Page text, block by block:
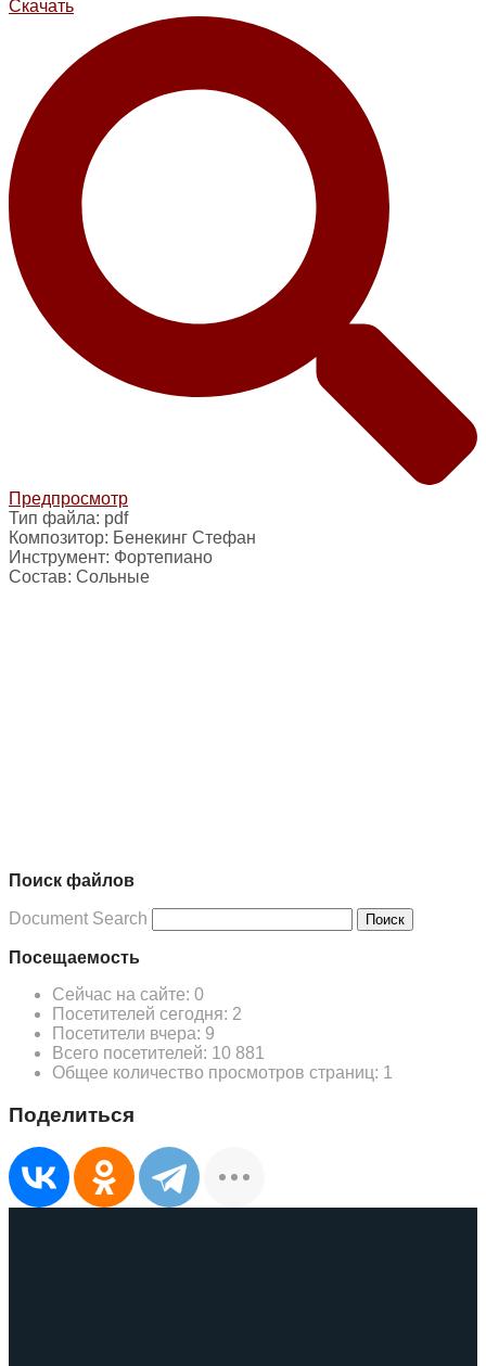
Скачать
Предпросмотр
Тип файла: pdf
Композитор: Бенекинг Стефан
Инструмент: Фортепиано
Состав: Сольные
Поиск файлов
Document Search Поиск
Посещаемость
Сейчас на сайте: 0
Посетителей сегодня: 2
Посетители вчера: 9
Всего посетителей: 10 881
Общее количество просмотров страниц: 1
Поделиться